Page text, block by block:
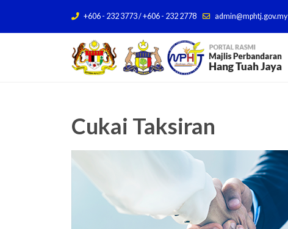
+606 - 232 3773 / +606 - 232 2778 admin@mphtj.gov.my
Cukai Taksiran